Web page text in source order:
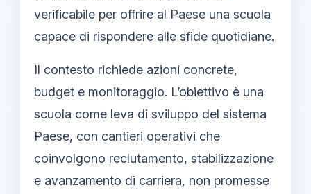
verificabile per offrire al Paese una scuola
capace di rispondere alle sfide quotidiane.
Il contesto richiede azioni concrete,
budget e monitoraggio. L’obiettivo è una
scuola come leva di sviluppo del sistema
Paese, con cantieri operativi che
coinvolgono reclutamento, stabilizzazione
e avanzamento di carriera, non promesse